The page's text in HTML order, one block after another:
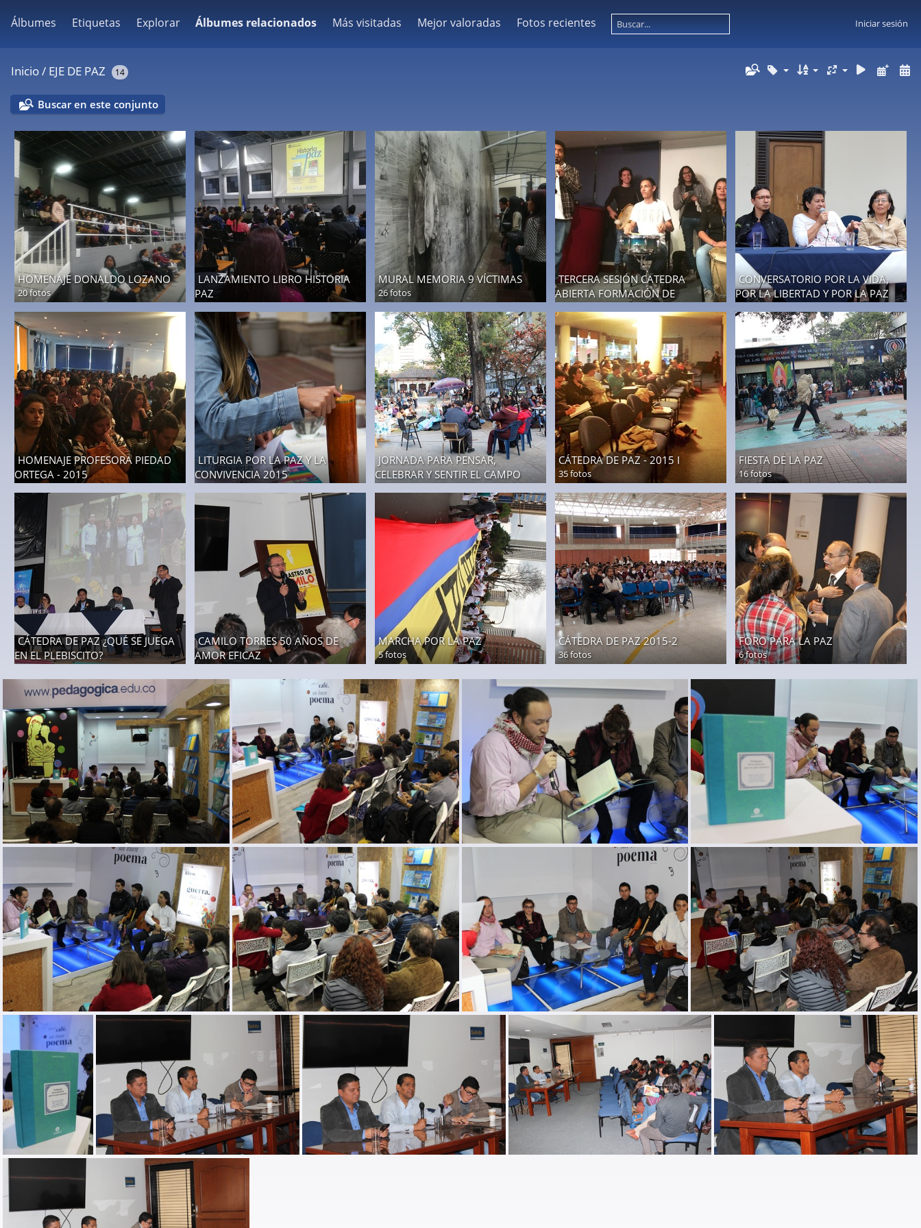
Álbumes Etiquetas Explorar Álbumes relacionados Más visitadas Mejor valoradas Fotos recientes Iniciar sesión
Inicio/ EJE DE PAZ 14
Buscar en este conjunto
HOMENAJE DONALDO LOZANO
20 fotos
LANZAMIENTO LIBRO HISTORIA
PAZ
MURAL MEMORIA 9 VÍCTIMAS
26 fotos
TERCERA SESIÓN CATEDRA
ABIERTA FORMACIÓN DE
UNA COLOMBIA EN LA PAZ
6 fotos
CONVERSATORIO POR LA VIDA,
POR LA LIBERTAD Y POR LA PAZ
20 fotos
HOMENAJE PROFESORA PIEDAD
ORTEGA - 2015
LITURGIA POR LA PAZ Y LA
CONVIVENCIA 2015
JORNADA PARA PENSAR,
CELEBRAR Y SENTIR EL CAMPO
CÁTEDRA DE PAZ - 2015 I
35 fotos
FIESTA DE LA PAZ
16 fotos
CÁTEDRA DE PAZ ¿QUÉ SE JUEGA
EN EL PLEBISCITO?
CAMILO TORRES 50 AÑOS DE
AMOR EFICAZ
MARCHA POR LA PAZ
5 fotos
CÁTEDRA DE PAZ 2015-2
36 fotos
FORO PARA LA PAZ
6 fotos
lanzamiento libro pedagogias de la memoria-9 lanzamiento libro pedagogias de la memoria-8 lanzamiento libro pedagogias de la memoria-6 lanzamiento libro pedagogias de la memoria-7
lanzamiento libro pedagogias de la memoria-5 lanzamiento libro pedagogias de la memoria-4 lanzamiento libro pedagogias de la memoria-2 lanzamiento libro pedagogias de la memoria-3
lanzamiento libro pedagogias de la memoria-1 Paz con paramilitarismo 04